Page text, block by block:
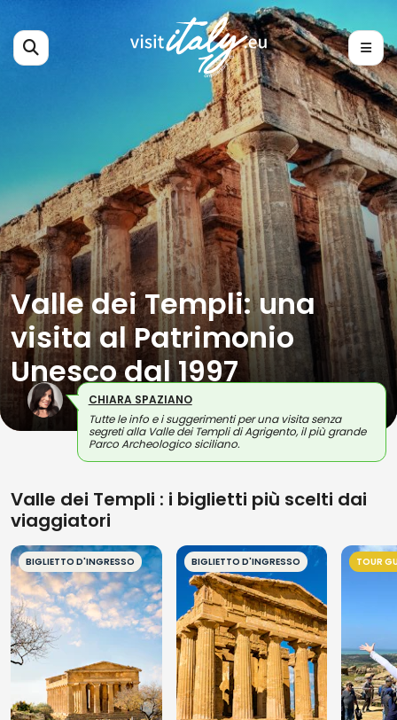
Valle dei Templi: una
visita al Patrimonio
Unesco dal 1997
CHIARA SPAZIANO
Tutte le info e i suggerimenti per una visita senza
segreti alla Valle dei Templi di Agrigento, il più grande
Parco Archeologico siciliano.
Valle dei Templi : i biglietti più scelti dai
viaggiatori
BIGLIETTO D'INGRESSO BIGLIETTO D'INGRESSO TOUR